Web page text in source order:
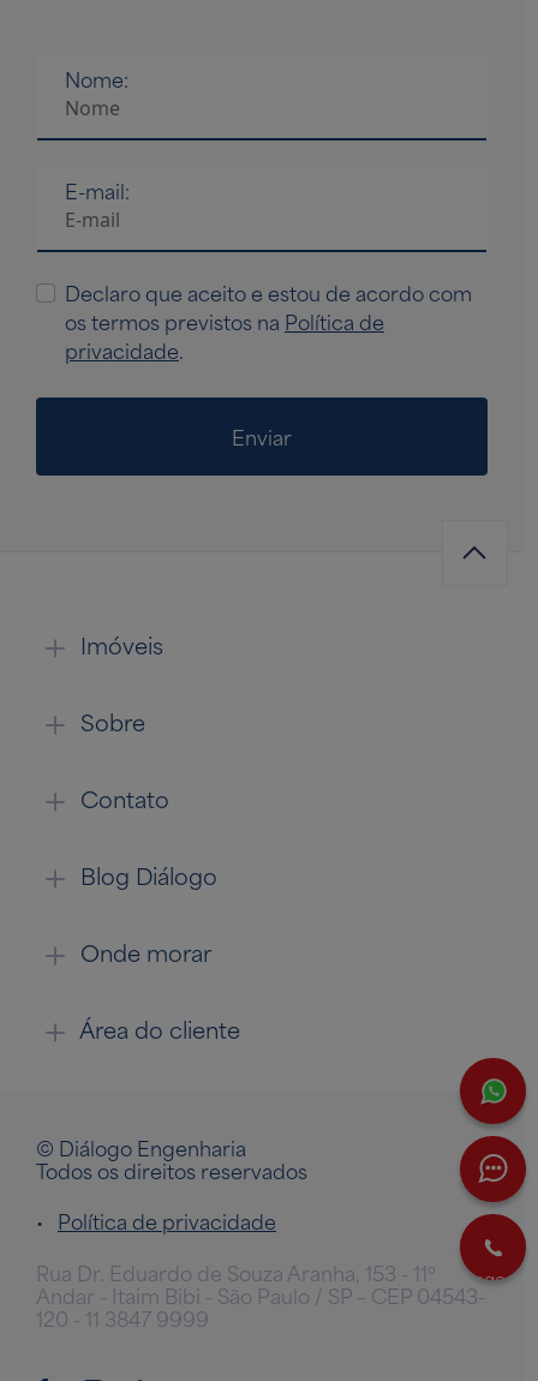
Nome:
E-mail:
Declaro que aceito e estou de acordo com
os termos previstos na Política de
privacidade.
Enviar
agora
Imóveis
Sobre
Contato
Blog Diálogo
Onde morar
Área do cliente
© Diálogo Engenharia
Todos os direitos reservados
• Política de privacidade
Rua Dr. Eduardo de Souza Aranha, 153 - 11º
Andar - Itaim Bibi - São Paulo / SP – CEP 04543-
120 - 11 3847 9999